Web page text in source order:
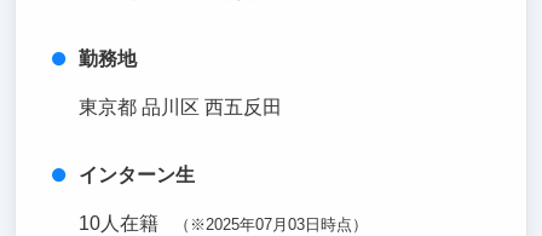
勤務地
東京都 品川区 西五反田
インターン生
10人在籍 （※2025年07月03日時点）